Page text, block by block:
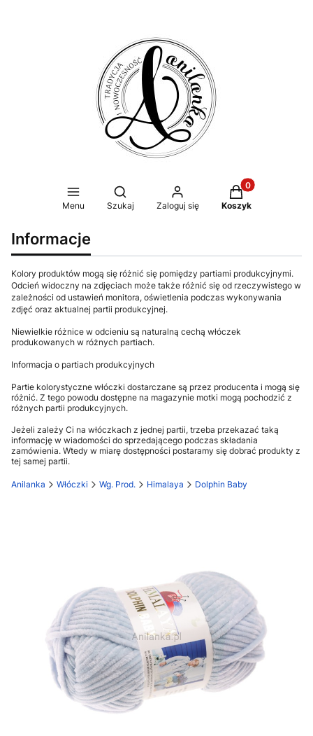
Menu
Otwórz wyszukiwarkę
Szukaj Zaloguj się
Produkty w
Koszyk
Informacje
Kolory produktów mogą się różnić się pomiędzy partiami produkcyjnymi.
Odcień widoczny na zdjęciach może także różnić się od rzeczywistego w
zależności od ustawień monitora, oświetlenia podczas wykonywania
zdjęć oraz aktualnej partii produkcyjnej.
Niewielkie różnice w odcieniu są naturalną cechą włóczek
produkowanych w różnych partiach.
Informacja o partiach produkcyjnych
Partie kolorystyczne włóczki dostarczane są przez producenta i mogą się
różnić. Z tego powodu dostępne na magazynie motki mogą pochodzić z
różnych partii produkcyjnych.
Jeżeli zależy Ci na włóczkach z jednej partii, trzeba przekazać taką
informację w wiadomości do sprzedającego podczas składania
zamówienia. Wtedy w miarę dostępności postaramy się dobrać produkty z
tej samej partii.
Anilanka Włóczki Wg. Prod. Himalaya Dolphin Baby